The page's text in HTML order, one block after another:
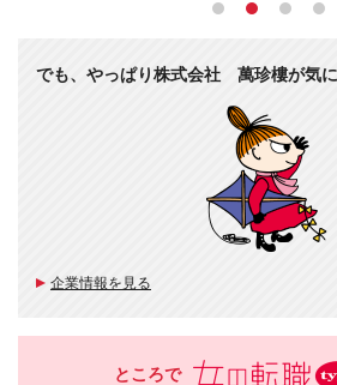
でも、やっぱり株式会社 萬珍樓が気
企業情報を見る
ところで